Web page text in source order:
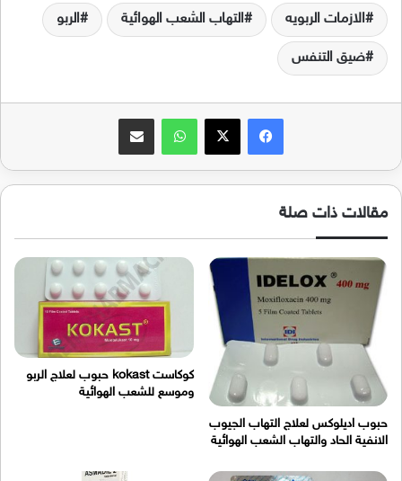
الازمات الربويه التهاب الشعب الهوائية الربو
ضيق التنفس
فيسبوك واتساب
مقالات ذات صلة
حبوب اديلوكس لعلاج التهاب الجيوب
الانفية الحاد والتهاب الشعب الهوائية
كوكاست kokast حبوب لعلاج الربو
وموسع للشعب الهوائية